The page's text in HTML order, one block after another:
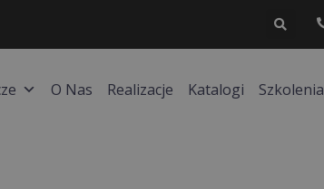
O Nas Realizacje Katalogi Szkolenia